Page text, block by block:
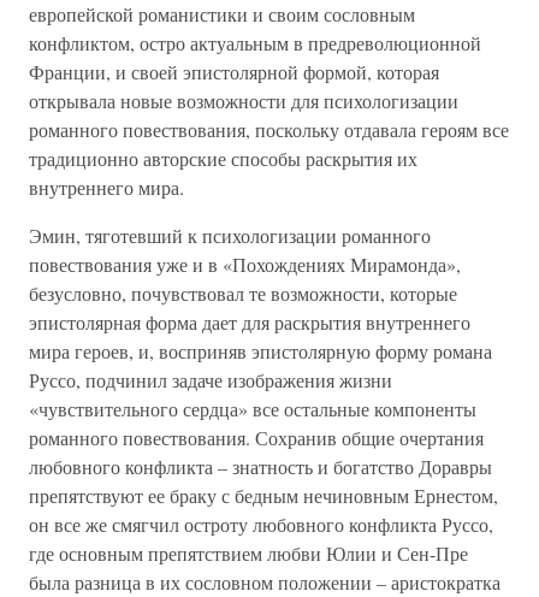
европейской романистики и своим сословным
конфликтом, остро актуальным в предреволюционной
Франции, и своей эпистолярной формой, которая
открывала новые возможности для психологизации
романного повествования, поскольку отдавала героям все
традиционно авторские способы раскрытия их
внутреннего мира.
Эмин, тяготевший к психологизации романного
повествования уже и в «Похождениях Мирамонда»,
безусловно, почувствовал те возможности, которые
эпистолярная форма дает для раскрытия внутреннего
мира героев, и, восприняв эпистолярную форму романа
Руссо, подчинил задаче изображения жизни
«чувствительного сердца» все остальные компоненты
романного повествования. Сохранив общие очертания
любовного конфликта – знатность и богатство Доравры
препятствуют ее браку с бедным нечиновным Ернестом,
он все же смягчил остроту любовного конфликта Руссо,
где основным препятствием любви Юлии и Сен-Пре
была разница в их сословном положении – аристократка